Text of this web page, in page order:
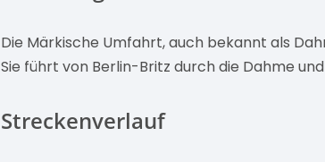
Die Märkische Umfahrt, auch bekannt als
Sie führt von Berlin-Britz durch die Dahme
Streckenverlauf